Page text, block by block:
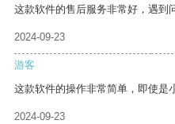
这款软件的售后服务非常好，遇到
2024-09-23
游客
这款软件的操作非常简单，即使是
2024-09-23